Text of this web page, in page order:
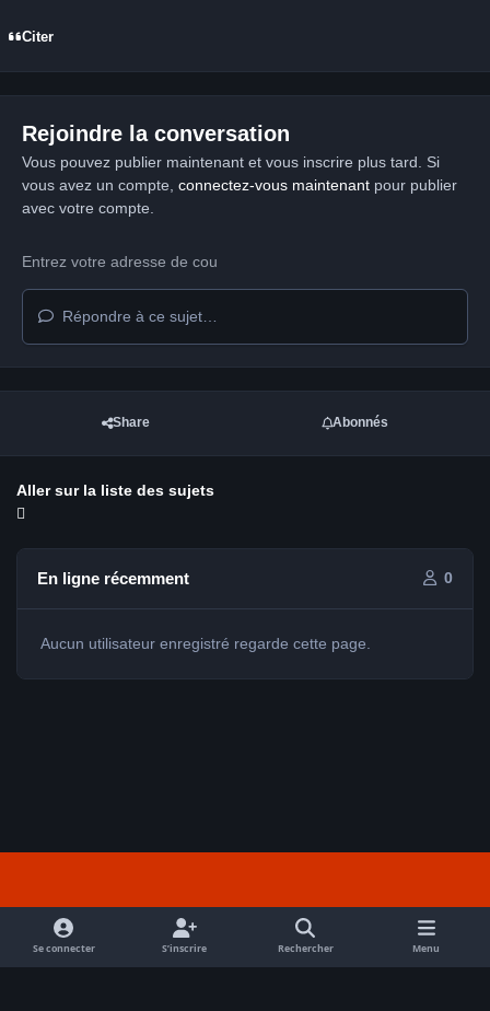
Citer
Rejoindre la conversation
Vous pouvez publier maintenant et vous inscrire plus tard. Si
vous avez un compte, connectez-vous maintenantpour publier
avec votre compte.
Répondre à ce sujet…
Share Abonnés
Aller sur la liste des sujets
En ligne récemment 0
Aucun utilisateur enregistré regarde cette page.
f
a
c
Se connecter S’inscrire Rechercher Menu